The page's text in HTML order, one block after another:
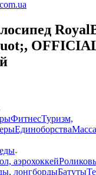
ФитнесТуризм,
Единоборства
аэрохоккей
лонгбордыБатуты